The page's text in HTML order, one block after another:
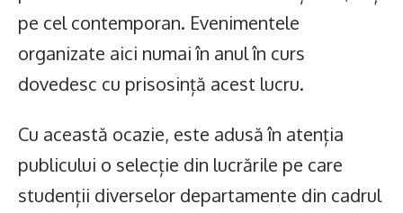
pe cel contemporan. Evenimentele
organizate aici numai în anul în curs
dovedesc cu prisosință acest lucru.
Cu această ocazie, este adusă în atenția
publicului o selecție din lucrările pe care
studenții diverselor departamente din cadrul